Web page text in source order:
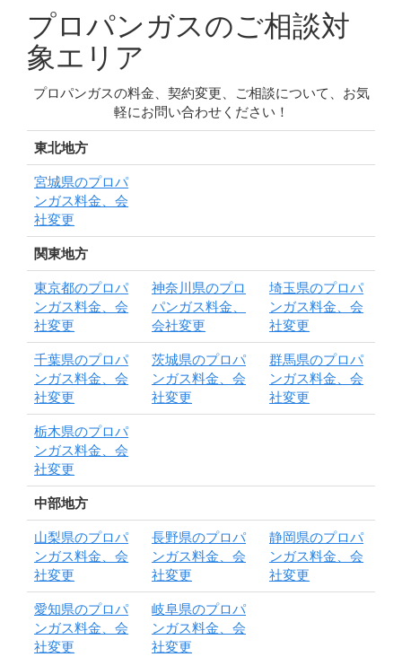
プロパンガスのご相談対
象エリア
プロパンガスの料金、契約変更、ご相談について、お気
軽にお問い合わせください！
東北地方
宮城県のプロパ
ンガス料金、会
社変更
関東地方
東京都のプロパ
ンガス料金、会
社変更
神奈川県のプロ
パンガス料金、
会社変更
埼玉県のプロパ
ンガス料金、会
社変更
千葉県のプロパ
ンガス料金、会
社変更
茨城県のプロパ
ンガス料金、会
社変更
群馬県のプロパ
ンガス料金、会
社変更
栃木県のプロパ
ンガス料金、会
社変更
中部地方
山梨県のプロパ
ンガス料金、会
社変更
長野県のプロパ
ンガス料金、会
社変更
静岡県のプロパ
ンガス料金、会
社変更
愛知県のプロパ
ンガス料金、会
社変更
岐阜県のプロパ
ンガス料金、会
社変更